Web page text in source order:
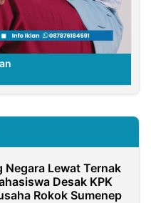
Negara Lewat Ternak
Desak KPK
Rokok Sumenep